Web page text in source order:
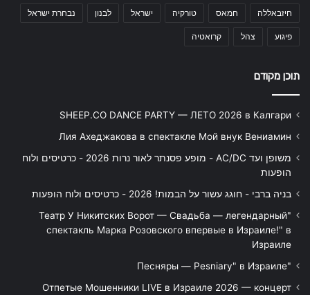
חיזבאללה חמאס טורקיה ישראל לבנון נבחרת ישראל
פיגוע צהל קרואטיה
תוכן מקודם
SHEEP.CO DANCE PARTY — ЛЕТО 2026 в Калгари
Лия Ахеджакова в спектакле Мой внук Вениамин
משופן ועד AC/DC - מופע פסנתר לאור נרות 2026 - כרטיסים ולוח
הופעות
בניה ברבי - חוגג עשור על הבמות! 2026 - כרטיסים ולוח הופעות
"Театр У Никитских Ворот — Свадьба — легендарный
спектакль Марка Розовского впервые в Израиле!" в
Израиле
"Песняры — Pesniary" в Израиле
Отпетые Мошенники LIVE в Израиле 2026 — концерт